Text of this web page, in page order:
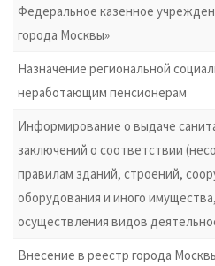
Федеральное казенное
города Москвы»
Назначение региональной
неработающим пенсионерам
Информирование о выдаче
заключений о соответствии
правилам зданий, строений,
оборудования и иного
осуществления видов
Внесение в реестр города